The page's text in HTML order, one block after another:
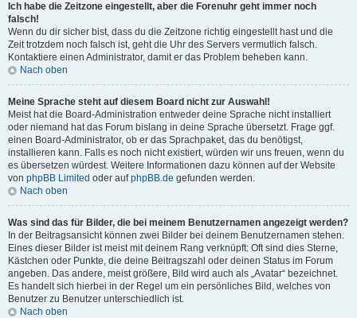
Ich habe die Zeitzone eingestellt, aber die Forenuhr geht immer noch
falsch!
Wenn du dir sicher bist, dass du die Zeitzone richtig eingestellt hast und die
Zeit trotzdem noch falsch ist, geht die Uhr des Servers vermutlich falsch.
Kontaktiere einen Administrator, damit er das Problem beheben kann.
Nach oben
Meine Sprache steht auf diesem Board nicht zur Auswahl!
Meist hat die Board-Administration entweder deine Sprache nicht installiert
oder niemand hat das Forum bislang in deine Sprache übersetzt. Frage ggf.
einen Board-Administrator, ob er das Sprachpaket, das du benötigst,
installieren kann. Falls es noch nicht existiert, würden wir uns freuen, wenn du
es übersetzen würdest. Weitere Informationen dazu können auf der Website
von phpBB Limited oder aufphpBB.de gefunden werden.
Nach oben
Was sind das für Bilder, die bei meinem Benutzernamen angezeigt werden?
In der Beitragsansicht können zwei Bilder bei deinem Benutzernamen stehen.
Eines dieser Bilder ist meist mit deinem Rang verknüpft: Oft sind dies Sterne,
Kästchen oder Punkte, die deine Beitragszahl oder deinen Status im Forum
angeben. Das andere, meist größere, Bild wird auch als „Avatar“ bezeichnet.
Es handelt sich hierbei in der Regel um ein persönliches Bild, welches von
Benutzer zu Benutzer unterschiedlich ist.
Nach oben